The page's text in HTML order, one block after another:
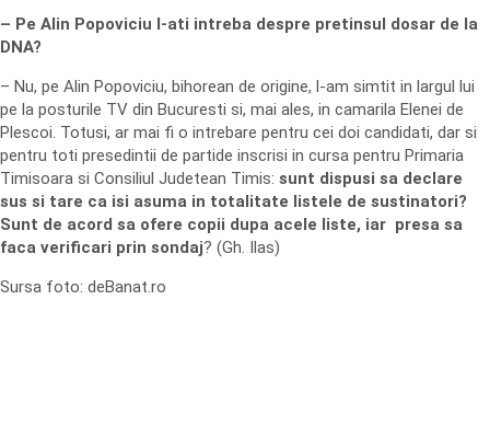
– Pe Alin Popoviciu l-ati intreba despre pretinsul dosar de la
DNA?
– Nu, pe Alin Popoviciu, bihorean de origine, l-am simtit in largul lui
pe la posturile TV din Bucuresti si, mai ales, in camarila Elenei de
Plescoi. Totusi, ar mai fi o intrebare pentru cei doi candidati, dar si
pentru toti presedintii de partide inscrisi in cursa pentru Primaria
Timisoara si Consiliul Judetean Timis: sunt dispusi sa declare
sus si tare ca isi asuma in totalitate listele de sustinatori?
Sunt de acord sa ofere copii dupa acele liste, iar presa sa
faca verificari prin sondaj? (Gh. Ilas)
Sursa foto: deBanat.ro